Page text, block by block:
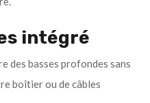
intégré
des basses profondes sans
boîtier ou de câbles